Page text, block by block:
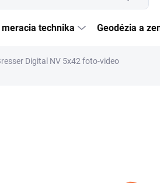
technika Geodézia a
Digital NV 5x42 foto-video